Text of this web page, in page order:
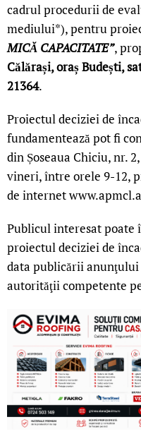
cadrul procedurii de
mediului*), pentru
MICĂ CAPACITATE”,
Călărași, oraș Budești,
21364.
Proiectul deciziei de
fundamentează pot fi
din Șoseaua Chiciu, nr.
vineri, între orele 9-12,
de internet
Publicul interesat poate
proiectul deciziei de
data publicării
autorităţii competente